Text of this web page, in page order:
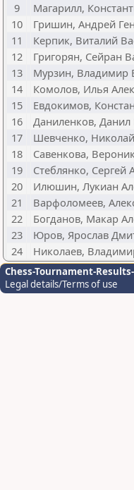
9
Магарилл,
10
Гришин, Андрей
11
Керпик, Виталий
12
Григорян, Сейран
13
Мурзин, Владимир
14
Комолов, Илья
15
Евдокимов,
16
Даниленков, Данил
17
Шевченко,
18
Савенкова,
19
Стеблянко, Сергей
20
Илюшин, Лукиан
21
Варфоломеев,
22
Богданов, Макар
23
Юров, Ярослав
24
Николаев,
Chess-Tournament-
Legal details/Terms of use